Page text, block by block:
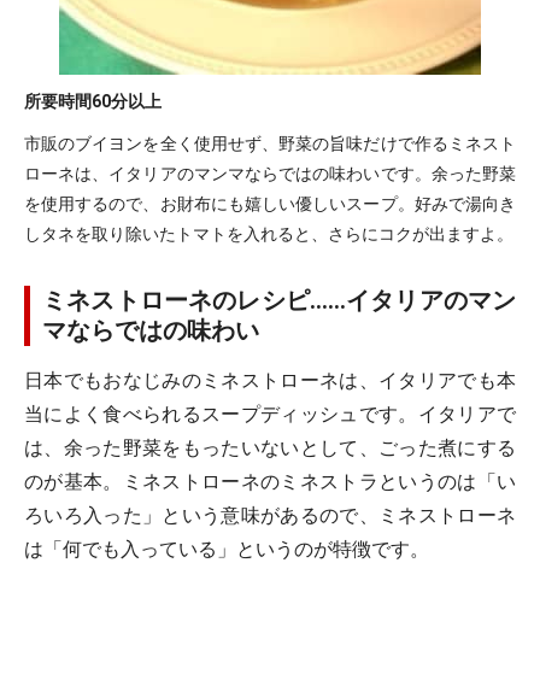
所要時間60分以上
市販のブイヨンを全く使用せず、野菜の旨味だけで作るミネスト
ローネは、イタリアのマンマならではの味わいです。余った野菜
を使用するので、お財布にも嬉しい優しいスープ。好みで湯向き
しタネを取り除いたトマトを入れると、さらにコクが出ますよ。
ミネストローネのレシピ……イタリアのマン
マならではの味わい
日本でもおなじみのミネストローネは、イタリアでも本
当によく食べられるスープディッシュです。イタリアで
は、余った野菜をもったいないとして、ごった煮にする
のが基本。ミネストローネのミネストラというのは「い
ろいろ入った」という意味があるので、ミネストローネ
は「何でも入っている」というのが特徴です。